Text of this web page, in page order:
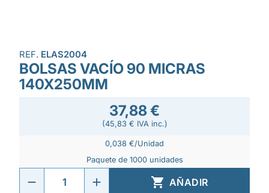
REF. ELAS2004
BOLSAS VACÍO 90 MICRAS
140X250MM
37,88 €
(45,83 € IVA inc.)
0,038 €/Unidad
Paquete de 1000 unidades
 AÑADIR